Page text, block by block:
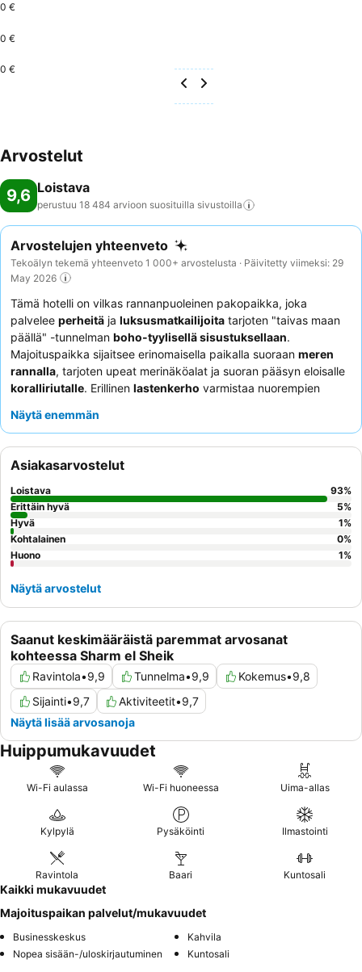
0 €
0 €
0 €
Arvostelut
9,6 Loistava
perustuu 18 484 arvioon suosituilla sivustoilla
Arvostelujen yhteenveto
Tekoälyn tekemä yhteenveto 1 000+ arvostelusta · Päivitetty viimeksi: 29
May 2026
Tämä hotelli on vilkas rannanpuoleinen pakopaikka, joka
palvelee perheitä ja luksusmatkailijoita tarjoten "taivas maan
päällä" -tunnelman boho-tyylisellä sisustuksellaan.
Majoituspaikka sijaitsee erinomaisella paikalla suoraan meren
rannalla, tarjoten upeat merinäköalat ja suoran pääsyn eloisalle
koralliriutalle. Erillinen lastenkerho varmistaa nuorempien
kulinaaristen tarjousten monipuolisuudesta ja laadusta, mukaan
jatkuvasti
sekä monipuolisia, herkullisia vaihtoehtoja aamiaisella, lounaalla
ja illallisella. Todella ylellisen kokemuksen saamiseksi harkitse
huoneen varaamista
erinomaisen vastineen
rahalle ja parannettujen mukavuuksien vuoksi.
Näytä enemmän
Saanut keskimääräistä paremmat arvosanat
kohteessa Sharm el Sheik
Ravintola•9,9 Tunnelma•9,9 Kokemus•9,8
Sijainti•9,7 Aktiviteetit•9,7
Näytä lisää arvosanoja
Asiakasarvostelut
Loistava 93%
Erittäin hyvä
5%
Hyvä
1%
Kohtalainen
0%
Huono
1%
Näytä arvostelut
Huippumukavuudet
Wi-Fi aulassa Wi-Fi huoneessa Uima-allas
Kylpylä Pysäköinti Ilmastointi
Ravintola Baari Kuntosali
Kaikki mukavuudet
Majoituspaikan palvelut/mukavuudet
Businesskeskus
Kahvila
Nopea sisään-/uloskirjautuminen
Kuntosali